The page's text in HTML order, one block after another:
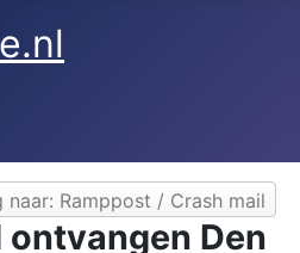
naar: Ramppost / Crash mail
Den